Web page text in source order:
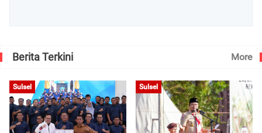
Berita Terkini More
Sulsel Sulsel